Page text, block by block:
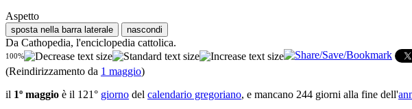
Aspetto
sposta nella barra laterale nascondi
Da Cathopedia, l'enciclopedia cattolica.
100%
(Reindirizzamento da 1 maggio)
il 1º maggio è il 121° giorno del calendario gregoriano, e mancano 244 giorni alla fine dell'